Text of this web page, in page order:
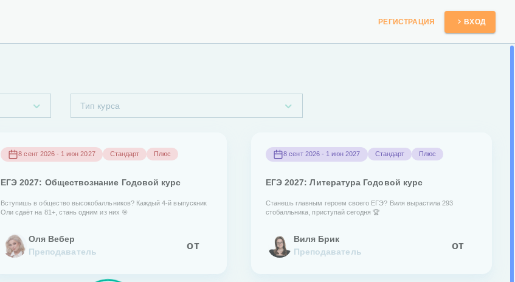
РЕГИСТРАЦИЯ ВХОД
Тип курса
8 сент 2026 - 1 июн 2027 Стандарт Плюс
ЕГЭ 2027: Обществознание Годовой курс
Вступишь в общество высокобалльников? Каждый 4-й выпускник
Оли сдаёт на 81+, стань одним из них 🎯
Оля Вебер
Преподаватель
от
8 сент 2026 - 1 июн 2027 Стандарт Плюс
ЕГЭ 2027: Литература Годовой курс
Станешь главным героем своего ЕГЭ? Виля вырастила 293
стобалльника, приступай сегодня 🏆
Виля Брик
Преподаватель
от